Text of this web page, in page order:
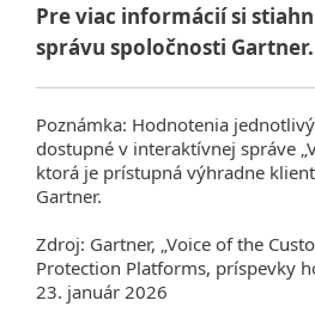
Pre viac informácií si
správu spoločnosti Gartner.
Poznámka: Hodnotenia
dostupné v interaktívnej správe
ktorá je prístupná výhradne
Gartner.
Zdroj: Gartner, „Voice of the
Protection Platforms, príspevky
23. január 2026